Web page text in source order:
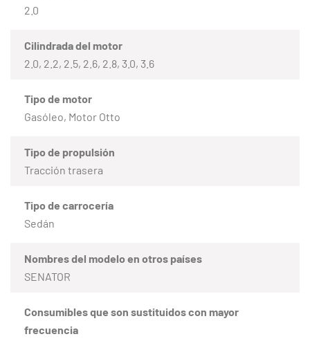
2.0
Cilindrada del motor
2.0, 2.2, 2.5, 2.6, 2.8, 3.0, 3.6
Tipo de motor
Gasóleo, Motor Otto
Tipo de propulsión
Tracción trasera
Tipo de carrocería
Sedán
Nombres del modelo en otros países
SENATOR
Consumibles que son sustituidos con mayor
frecuencia